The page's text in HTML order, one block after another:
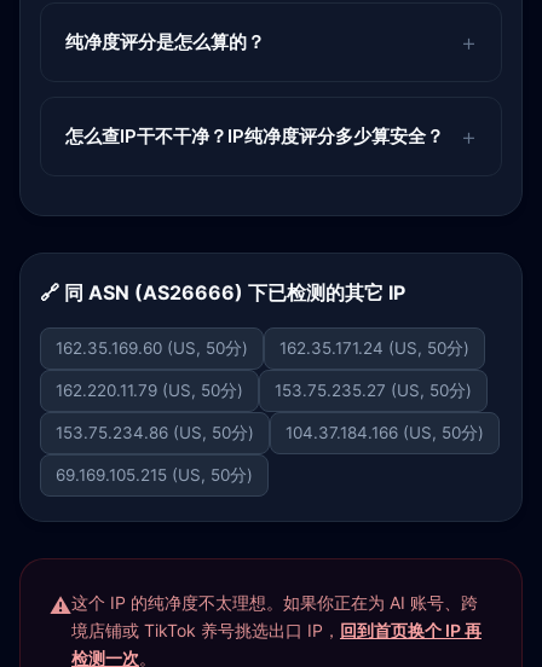
纯净度评分是怎么算的？
怎么查IP干不干净？IP纯净度评分多少算安全？
🔗 同 ASN (AS26666) 下已检测的其它 IP
162.35.169.60 (US, 50分) 162.35.171.24 (US, 50分)
162.220.11.79 (US, 50分) 153.75.235.27 (US, 50分)
153.75.234.86 (US, 50分) 104.37.184.166 (US, 50分)
69.169.105.215 (US, 50分)
这个 IP 的纯净度不太理想。如果你正在为 AI 账号、跨
境店铺或 TikTok 养号挑选出口 IP， 回到首页换个 IP 再
检测一次。